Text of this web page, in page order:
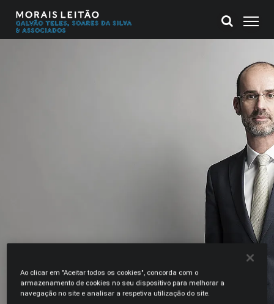
Ao clicar em "Aceitar todos os cookies", concorda com o
armazenamento de cookies no seu dispositivo para melhorar a
navegação no site e analisar a respetiva utilização do site.